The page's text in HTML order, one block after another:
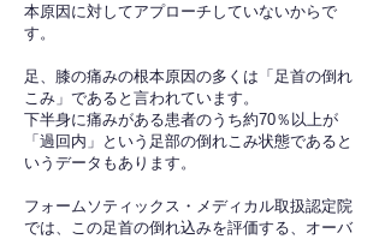
本原因に対してアプローチしていないからで
す。
足、膝の痛みの根本原因の多くは「足首の倒れ
こみ」であると言われています。
下半身に痛みがある患者のうち約70％以上が
「過回内」という足部の倒れこみ状態であると
いうデータもあります。
フォームソティックス・メディカル取扱認定院
では、この足首の倒れ込みを評価する、オーバ